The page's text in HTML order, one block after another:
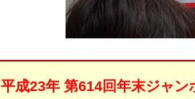
平成23年 第614回年末ジャン